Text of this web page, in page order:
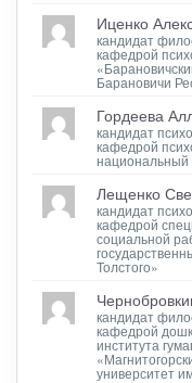
Иценко
кандидат
кафедрой
Барановичи
Гордеева
кандидат
кафедрой
национальный
Лещенко
кандидат
кафедрой
социальной
Толстого»
кандидат
кафедрой
института
университет